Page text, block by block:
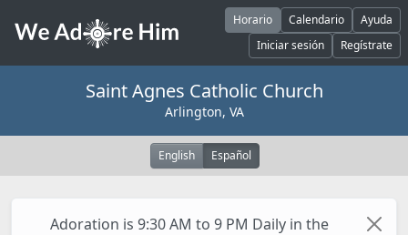
Horario Calendario
Ayuda
Iniciar sesión
Regístrate
Saint Agnes Catholic Church
Arlington, VA
English Español
Adoration is 9:30 AM to 9 PM Daily in the